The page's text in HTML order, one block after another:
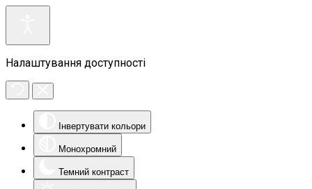
Налаштування доступності
Інвертувати кольори
Монохромний
Темний контраст